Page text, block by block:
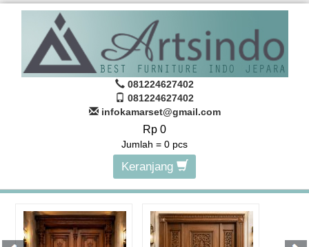
081224627402
081224627402
infokamarset@gmail.com
Rp 0
Jumlah = 0 pcs
Keranjang